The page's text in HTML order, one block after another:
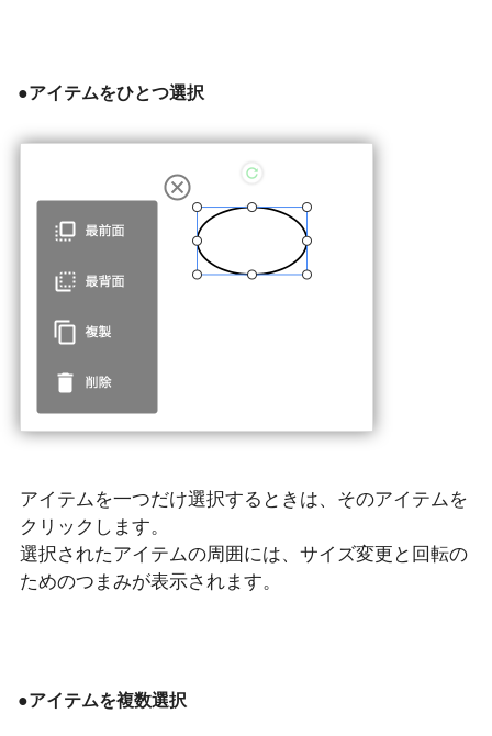
●アイテムをひとつ選択
アイテムを一つだけ選択するときは、そのアイテムを
クリックします。
選択されたアイテムの周囲には、サイズ変更と回転の
ためのつまみが表示されます。
●アイテムを複数選択